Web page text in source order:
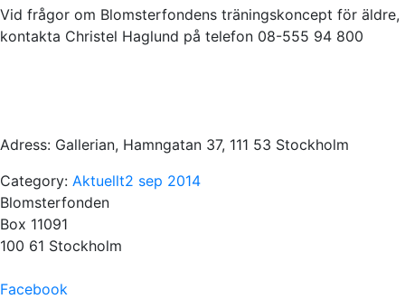
Vid frågor om Blomsterfondens träningskoncept för äldre,
kontakta Christel Haglund på telefon 08-555 94 800
Adress: Gallerian, Hamngatan 37, 111 53 Stockholm
Category: Aktuellt2 sep 2014
Blomsterfonden
Box 11091
100 61 Stockholm
Facebook